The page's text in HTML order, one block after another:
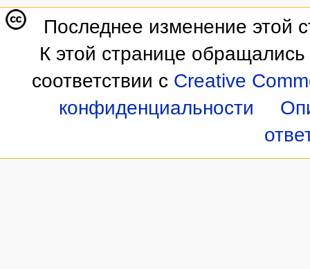
Последнее изменение этой
К этой странице
соответствии с Creative
конфиденциальности